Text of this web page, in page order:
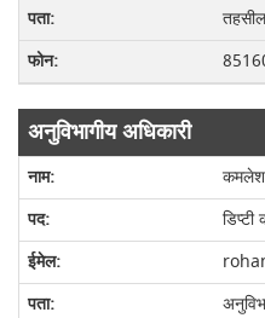
अनुविभागीय अधिकारी
कमलेश